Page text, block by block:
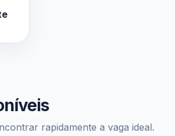
rapidamente a vaga ideal.